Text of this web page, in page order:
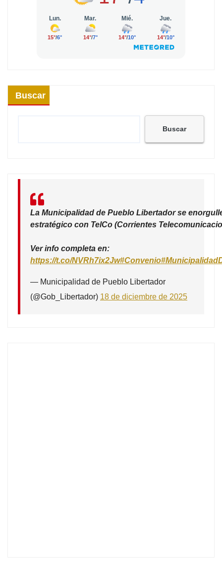
Buscar
Buscar
La Municipalidad de Pueblo Libertador se
estratégico con TelCo (Corrientes
Ver info completa en:
https://t.co/NVRh7ix2Jw#Convenio
— Municipalidad de Pueblo Libertador
(@Gob_Libertador) 18 de diciembre de 2025